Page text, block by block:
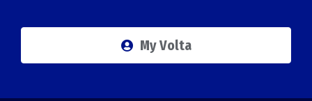
My Volta